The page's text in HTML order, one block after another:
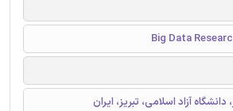
آزاد اسلامی، تبريز، ايران